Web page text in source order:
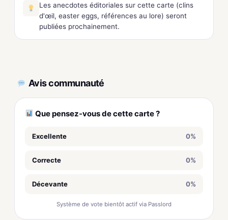
Les anecdotes éditoriales sur cette carte (clins
d'œil, easter eggs, références au lore) seront
publiées prochainement.
Avis communauté
Que pensez-vous de cette carte ?
Excellente 0%
Correcte 0%
Décevante 0%
Système de vote bientôt actif via Passlord